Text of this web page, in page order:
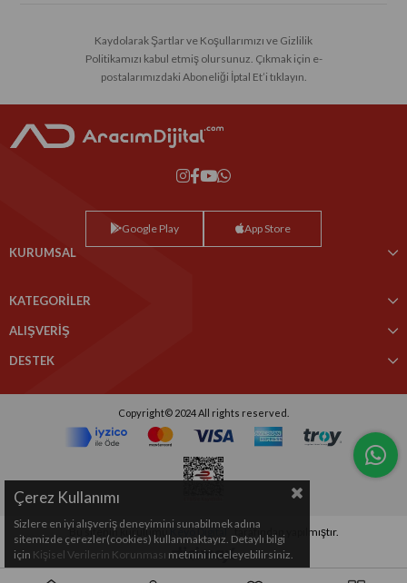
Kaydolarak Şartlar ve Koşullarımızı ve Gizlilik
Politikamızı kabul etmiş olursunuz. Çıkmak için e-
postalarımızdaki Aboneliği İptal Et’i tıklayın.
Google Play App Store
KURUMSAL
KATEGORİLER
ALIŞVERİŞ
DESTEK
Copyright© 2024 All rights reserved.
Bu sitenin kurulumu Keyo Digital tarafından yapılmıştır.
Çerez Kullanımı
Sizlere en iyi alışveriş deneyimini sunabilmek adına
sitemizde çerezler(cookies) kullanmaktayız. Detaylı bilgi
için Kişisel Verilerin Korunması metnini inceleyebilirsiniz.